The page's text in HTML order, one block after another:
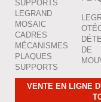
SUPPORTS
LEGRAND
MOSAIC
CADRES
MÉCANISMES
PLAQUES
SUPPORTS
DE
VENTE EN LIGNE